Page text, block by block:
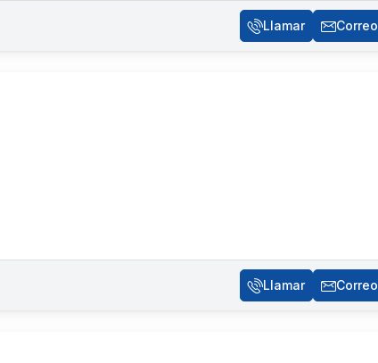
Llamar Correo
Llamar Correo